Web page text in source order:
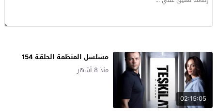
02:15:05
مسلسل المنظمة الحلقة 154
منذ 8 أشهر